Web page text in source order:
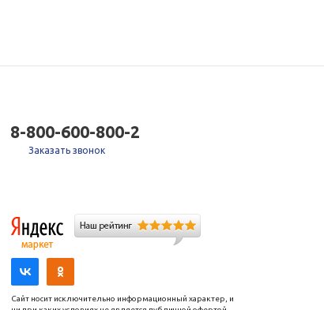
8-800-600-800-2
Заказать звонок
Сайт носит исключительно информационный характер, и